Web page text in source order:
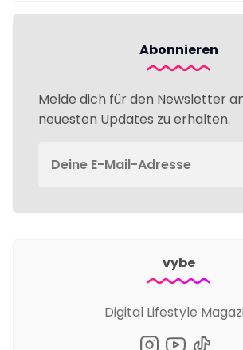
Abonnieren
Melde dich für den Newsletter
neuesten Updates zu erhalten.
vybe
Digital Lifestyle